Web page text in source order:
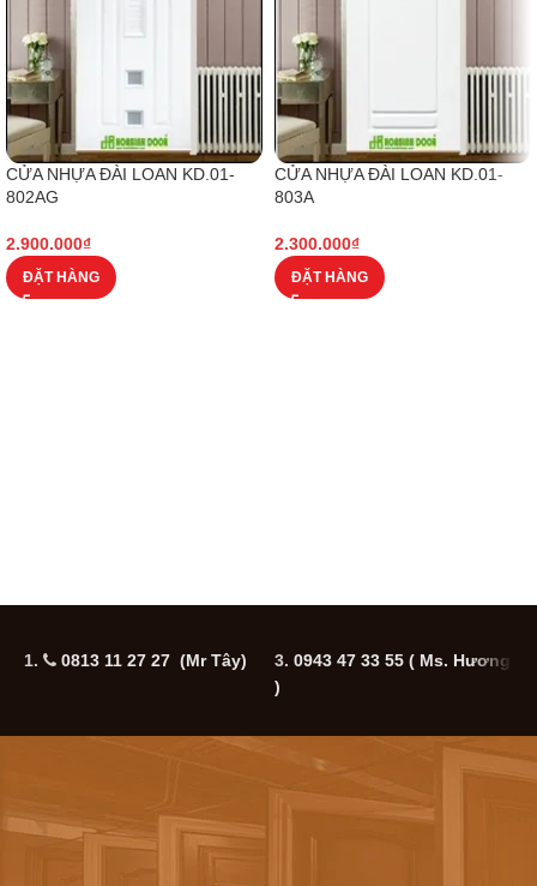
CỬA NHỰA ĐÀI LOAN KD.01-
802AG
2.900.000₫
ĐẶT HÀNG
CỬA NHỰA ĐÀI LOAN KD.01-
803A
2.300.000₫
ĐẶT HÀNG
1. 0813 11 27 27 (Mr Tây) 3. 0943 47 33 55 ( Ms. Hương
)